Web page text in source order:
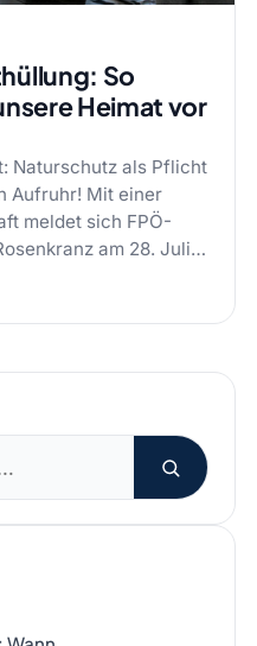
So
Heimat vor
Naturschutz als Pflicht
Aufruhr! Mit einer
meldet sich FPÖ-
am 28. Juli…